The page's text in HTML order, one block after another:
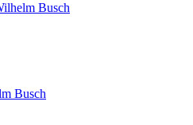
Busch
Busch